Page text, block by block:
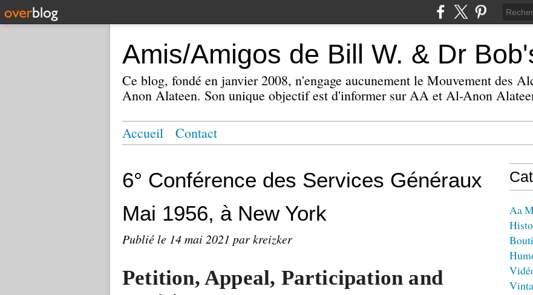
Amis/Amigos de Bill W. & Dr
Ce blog, fondé en janvier 2008, n'engage aucunement le Mouvement des
Anon Alateen. Son unique objectif est d'informer sur AA et Al-Anon
Accueil Contact
6° Conférence des Services Généraux
Mai 1956, à New York
Publié le 14 mai 2021 par kreizker
Petition, Appeal, Participation and
Aa